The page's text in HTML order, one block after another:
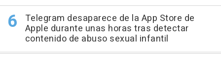
Telegram desaparece de la App Store de
Apple durante unas horas tras detectar
contenido de abuso sexual infantil